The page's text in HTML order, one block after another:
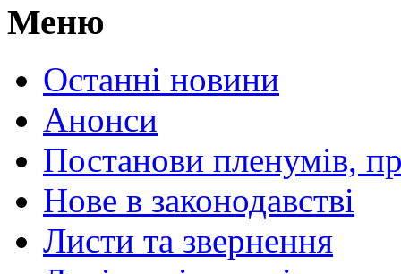
Меню
Останні новини
Анонси
Постанови пленумів,
Нове в законодавстві
Листи та звернення